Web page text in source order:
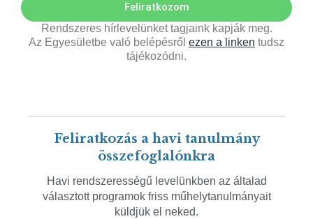
Feliratkozom
Rendszeres hírlevelünket tagjaink kapják meg.
Az Egyesületbe való belépésről ezen a linken tudsz
tájékozódni.
Feliratkozás a havi tanulmány
összefoglalónkra
Havi rendszerességű levelünkben az általad
választott programok friss műhelytanulmányait
küldjük el neked.